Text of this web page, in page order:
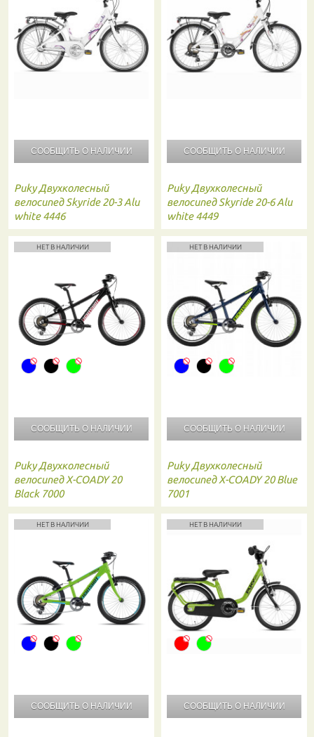
СООБЩИТЬ О НАЛИЧИИ
Puky Двухколесный
велосипед Skyride 20-3 Alu
white 4446
СООБЩИТЬ О НАЛИЧИИ
Puky Двухколесный
велосипед Skyride 20-6 Alu
white 4449
НЕТ В НАЛИЧИИ
СООБЩИТЬ О НАЛИЧИИ
Puky Двухколесный
велосипед X-COADY 20
Black 7000
НЕТ В НАЛИЧИИ
СООБЩИТЬ О НАЛИЧИИ
Puky Двухколесный
велосипед X-COADY 20 Blue
7001
НЕТ В НАЛИЧИИ
СООБЩИТЬ О НАЛИЧИИ
НЕТ В НАЛИЧИИ
СООБЩИТЬ О НАЛИЧИИ